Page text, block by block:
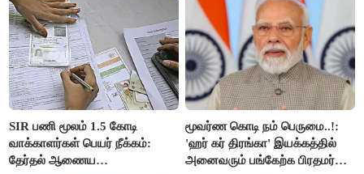
SIR பணி மூலம் 1.5 கோடி
வாக்காளர்கள் பெயர் நீக்கம்:
தேர்தல் ஆணைய
மூவர்ண கொடி நம் பெருமை..!:
'ஹர் கர் திரங்கா' இயக்கத்தில்
அனைவரும் பங்கேற்க பிரதமர்